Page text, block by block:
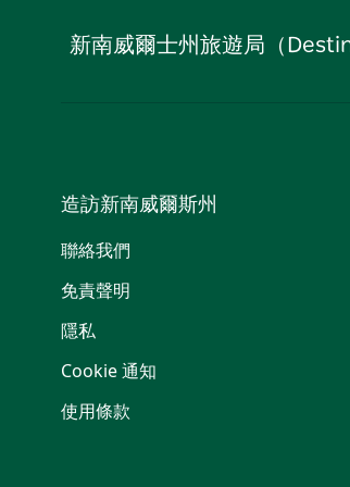
新南威爾士州旅遊局（
造訪新南威爾斯州
聯絡我們
免責聲明
隱私
Cookie 通知
使用條款